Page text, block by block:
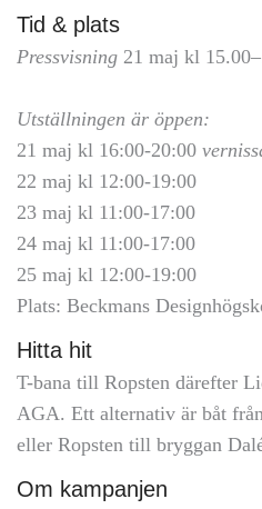
Tid & plats
Pressvisning 21 maj kl
Utställningen är öppen:
21 maj kl 16:00-20:00
22 maj kl 12:00-19:00
23 maj kl 11:00-17:00
24 maj kl 11:00-17:00
25 maj kl 12:00-19:00
Plats: Beckmans
Hitta hit
T-bana till Ropsten därefter
AGA. Ett alternativ är båt
eller Ropsten till bryggan
Om kampanjen